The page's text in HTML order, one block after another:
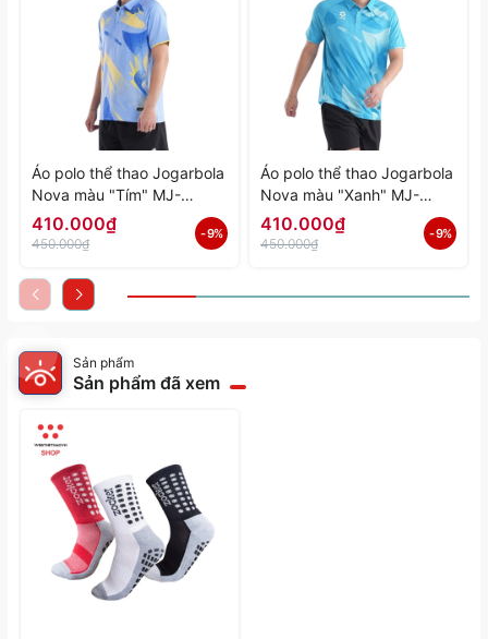
Áo polo thể thao Jogarbola
Nova màu "Tím" MJ-
A4197-04 - Hàng Chính
Hãng
410.000₫
450.000₫
- 9%
Áo polo thể thao Jogarbola
Nova màu "Xanh" MJ-
A4197-03 - Hàng Chính
Hãng
410.000₫
450.000₫
- 9%
Sản phẩm
Sản phẩm đã xem